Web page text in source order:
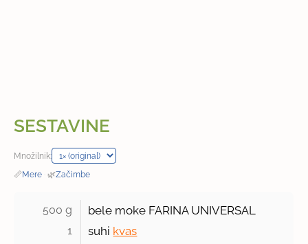
SESTAVINE
Množilnik:
📏Mere · 🌿Začimbe
500 g bele moke FARINA UNIVERSAL
1 suhi kvas